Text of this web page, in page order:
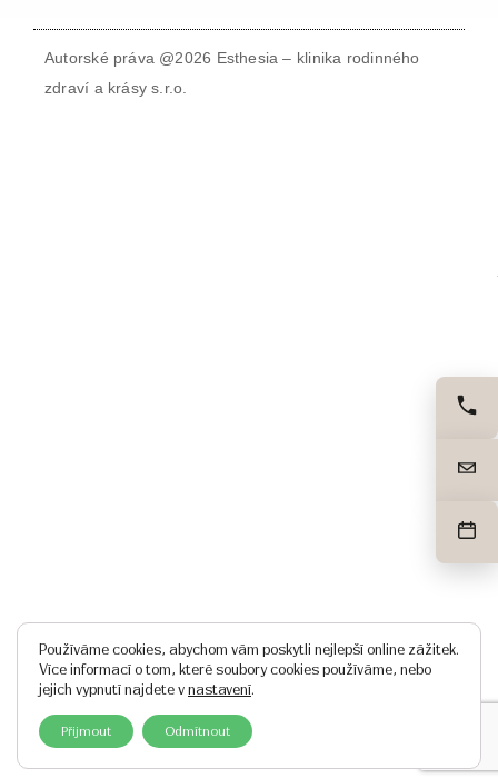
Autorské práva @2026 Esthesia – klinika rodinného
zdraví a krásy s.r.o.
Používáme cookies, abychom vám poskytli nejlepší online zážitek.
Více informací o tom, které soubory cookies používáme, nebo
jejich vypnutí najdete vnastavení.
Přijmout Odmítnout